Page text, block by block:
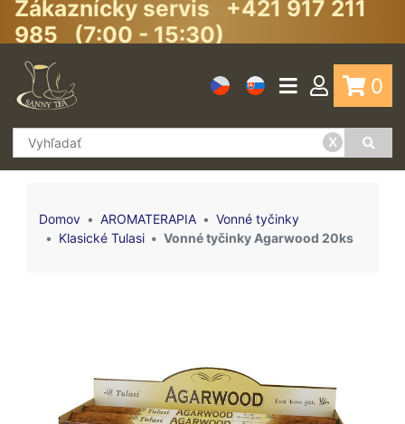
Zákaznícky servis +421 917 211
985 (7:00 - 15:30)
x
0
Domov AROMATERAPIA
Vonné tyčinky
Klasické Tulasi
Vonné tyčinky Agarwood 20ks